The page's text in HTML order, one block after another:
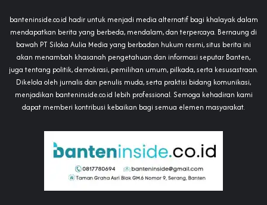
banteninside.co.id hadir untuk menjadi media alternatif bagi khalayak dalam
mendapatkan berita yang berbeda, mendalam, dan terpercaya. Bernaung di
bawah PT Siloka Aulia Media yang berbadan hukum resmi, situs berita ini
akan menambah khasanah pengetahuan dan informasi seputar Banten,
juga tentang politik, demokrasi, pemilihan umum, pilkada, serta kesusastraan.
Dikelola oleh jurnalis dan penulis muda, serta praktisi bidang komunikasi,
menjadikan banteninside.co.id lebih professional. Semoga kehadiran kami
dapat memberi kontribusi kebaikan bagi semua elemen masyarakat.